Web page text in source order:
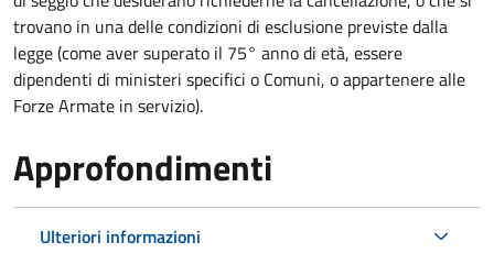
trovano in una delle condizioni di esclusione previste dalla
legge (come aver superato il 75° anno di età, essere
dipendenti di ministeri specifici o Comuni, o appartenere alle
Forze Armate in servizio).
Approfondimenti
Ulteriori informazioni